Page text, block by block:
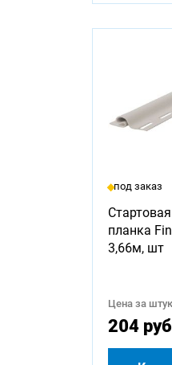
под заказ
Стартовая
планка
3,66м, шт
Цена за
204